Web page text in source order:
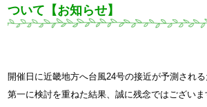
ついて【お知らせ】
開催日に近畿地方へ台風24号の接近が予測され
第一に検討を重ねた結果、誠に残念ではございま